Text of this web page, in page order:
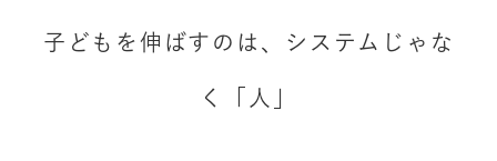
子どもを伸ばすのは、システムじゃな
く「人」